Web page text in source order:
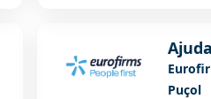
Puçol